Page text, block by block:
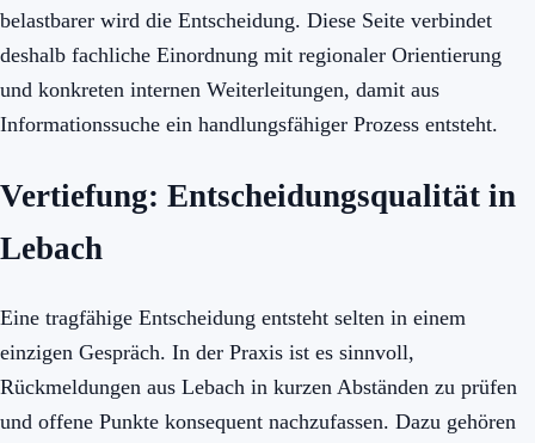
belastbarer wird die Entscheidung. Diese Seite verbindet
deshalb fachliche Einordnung mit regionaler Orientierung
und konkreten internen Weiterleitungen, damit aus
Informationssuche ein handlungsfähiger Prozess entsteht.
Vertiefung: Entscheidungsqualität in
Lebach
Eine tragfähige Entscheidung entsteht selten in einem
einzigen Gespräch. In der Praxis ist es sinnvoll,
Rückmeldungen aus Lebach in kurzen Abständen zu prüfen
und offene Punkte konsequent nachzufassen. Dazu gehören